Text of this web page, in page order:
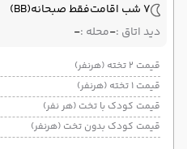
7 شب اقامت فقط صبحانه(BB)
دید اتاق :-محله :-
قیمت 2 تخته (هرنفر)
قیمت 1 تخته (هرنفر)
قیمت کودک با تخت (هر نفر)
قیمت کودک بدون تخت (هرنفر)